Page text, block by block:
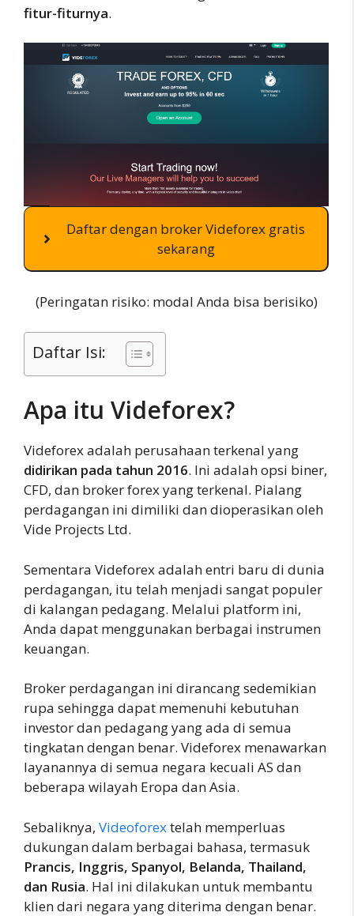
fitur-fiturnya.
Daftar dengan broker Videforex gratis
sekarang
(Peringatan risiko: modal Anda bisa berisiko)
Daftar Isi:
Apa itu Videforex?
Videforex adalah perusahaan terkenal yang
didirikan pada tahun 2016. Ini adalah opsi biner,
CFD, dan broker forex yang terkenal. Pialang
perdagangan ini dimiliki dan dioperasikan oleh
Vide Projects Ltd.
Sementara Videforex adalah entri baru di dunia
perdagangan, itu telah menjadi sangat populer
di kalangan pedagang. Melalui platform ini,
Anda dapat menggunakan berbagai instrumen
keuangan.
Broker perdagangan ini dirancang sedemikian
rupa sehingga dapat memenuhi kebutuhan
investor dan pedagang yang ada di semua
tingkatan dengan benar. Videforex menawarkan
layanannya di semua negara kecuali AS dan
beberapa wilayah Eropa dan Asia.
Sebaliknya, Videoforextelah memperluas
dukungan dalam berbagai bahasa, termasuk
Prancis, Inggris, Spanyol, Belanda, Thailand,
dan Rusia. Hal ini dilakukan untuk membantu
klien dari negara yang diterima dengan benar.